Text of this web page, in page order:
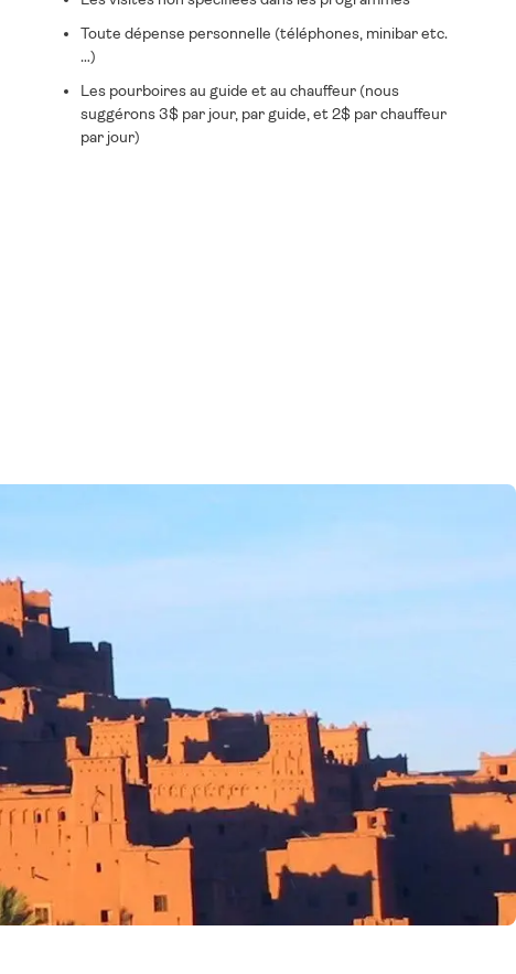
Toute dépense personnelle (téléphones, minibar etc.
…)
Les pourboires au guide et au chauffeur (nous
suggérons 3$ par jour, par guide, et 2$ par chauffeur
par jour)